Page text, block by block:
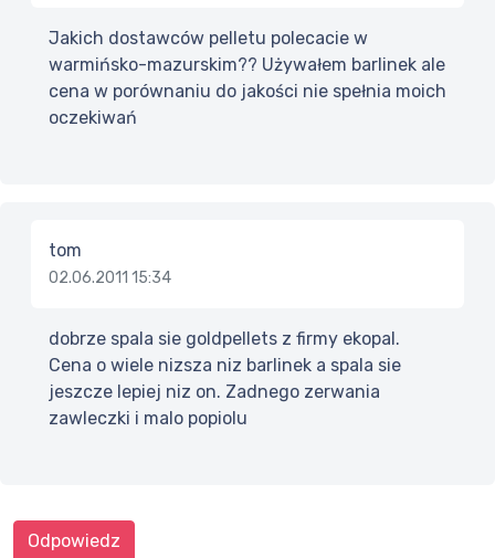
Jakich dostawców pelletu polecacie w
warmińsko-mazurskim?? Używałem barlinek ale
cena w porównaniu do jakości nie spełnia moich
oczekiwań
tom
02.06.2011 15:34
dobrze spala sie goldpellets z firmy ekopal.
Cena o wiele nizsza niz barlinek a spala sie
jeszcze lepiej niz on. Zadnego zerwania
zawleczki i malo popiolu
Odpowiedz